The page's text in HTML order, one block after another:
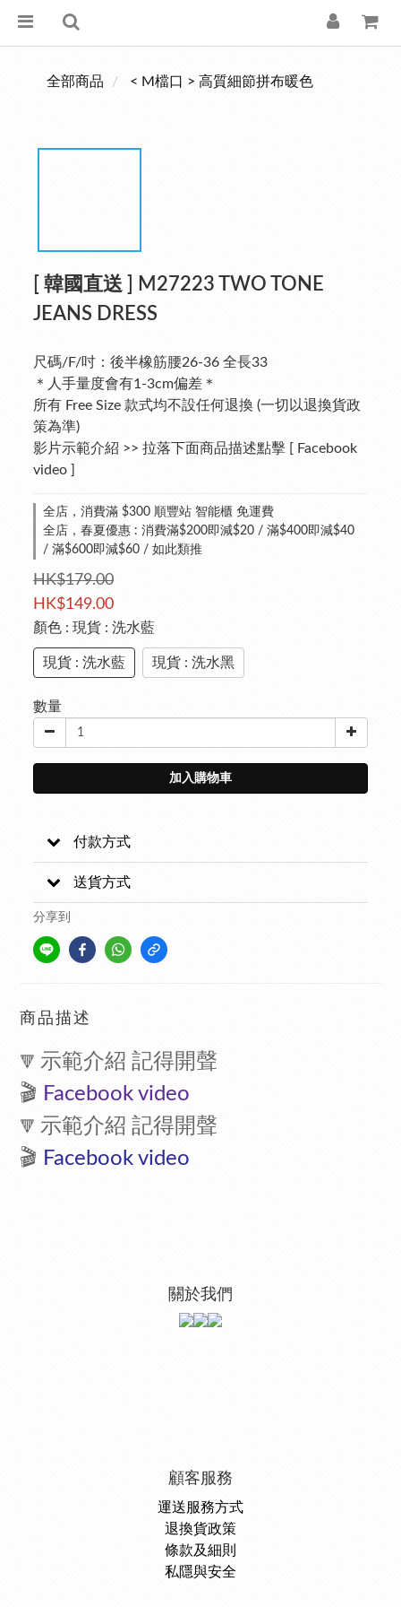
全部商品 < M檔口 > 高質細節拼布暖色
[ 韓國直送 ] M27223 TWO TONE
JEANS DRESS
尺碼/F/吋：後半橡筋腰26-36 全長33
＊人手量度會有1-3cm偏差＊
所有 Free Size 款式均不設任何退換 (一切以退換貨政
策為準)
影片示範介紹 >> 拉落下面商品描述點擊 [ Facebook
video ]
全店，消費滿 $300 順豐站 智能櫃 免運費
全店，春夏優惠 : 消費滿$200即減$20 / 滿$400即減$40
/ 滿$600即減$60 / 如此類推
HK$179.00
HK$149.00
顏色 : 現貨 : 洗水藍
現貨 : 洗水藍 現貨 : 洗水黑
數量
加入購物車
付款方式
送貨方式
分享到
商品描述
🔻 示範介紹 記得開聲
🎬 Facebook video
🔻 示範介紹 記得開聲
🎬 Facebook video
關於我們
顧客服務
運送服務方式
退換貨政策
條款及細則
私隱與安全